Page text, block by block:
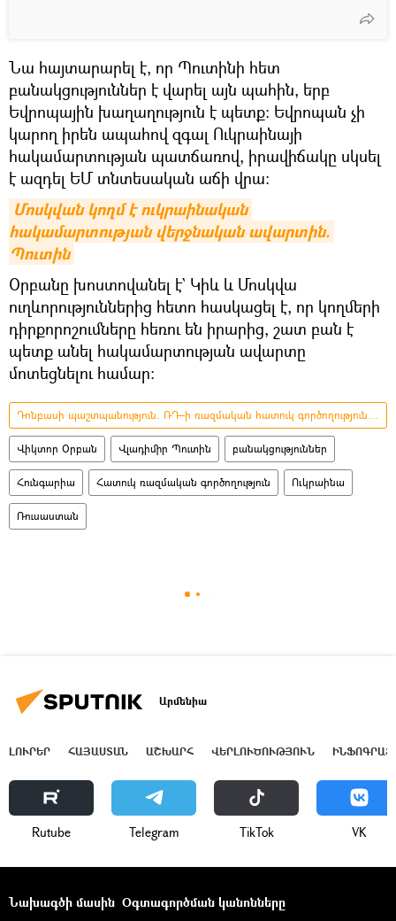
Նա հայտարարել է, որ Պուտինի հետ
բանակցություններ է վարել այն պահին, երբ
Եվրոպային խաղաղություն է պետք։ Եվրոպան չի
կարող իրեն ապահով զգալ Ուկրաինայի
հակամարտության պատճառով, իրավիճակը սկսել
է ազդել ԵՄ տնտեսական աճի վրա։
Մոսկվան կողմ է ուկրաինական
հակամարտության վերջնական ավարտին.
Պուտին
Օրբանը խոստովանել է` Կիև և Մոսկվա
ուղևորություններից հետո հասկացել է, որ կողմերի
դիրքորոշումները հեռու են իրարից, շատ բան է
պետք անել հակամարտության ավարտը
մոտեցնելու համար:
Դոնբասի պաշտպանություն. ՌԴ–ի ռազմական հատուկ գործողությունը Ուկրաինայում
Վիկտոր Օրբան Վլադիմիր Պուտին բանակցություններ
Հունգարիա Հատուկ ռազմական գործողություն Ուկրաինա
Ռուսաստան
Արմենիա
ԼՈՒՐԵՐ ՀԱՅԱՍՏԱՆ ԱՇԽԱՐՀ ՎԵՐԼՈՒԾՈՒԹՅՈՒՆ
Rutube Telegram ТikТоk VK
Նախագծի մասին Օգտագործման կանոնները